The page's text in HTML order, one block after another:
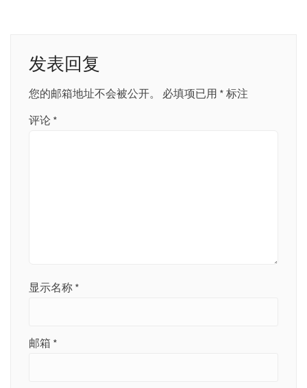
航发表回复
您的邮箱地址不会被公开。 必填项已用 * 标注
评论 *
显示名称 *
邮箱 *